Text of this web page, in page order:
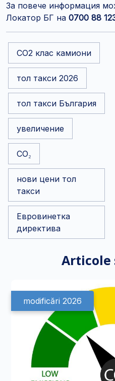
За повече информация
Локатор БГ на 0700 88
CO2 клас камиони
тол такси 2026
тол такси България
увеличение
CO₂
нови цени тол
такси
Евровинетка
директива
Articole
modificări 2026